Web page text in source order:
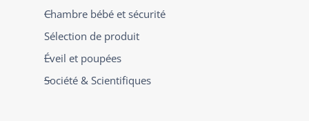
Chambre bébé et sécurité
Sélection de produit
Éveil et poupées
Société & Scientifiques